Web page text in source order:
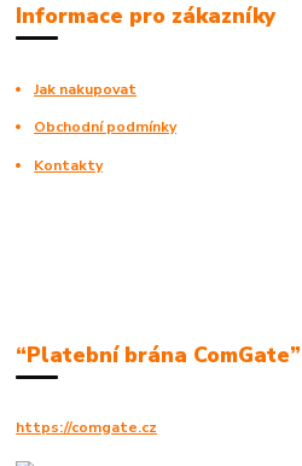
Informace pro zákazníky
Jak nakupovat
Obchodní podmínky
Kontakty
“Platební brána ComGate”
https://comgate.cz